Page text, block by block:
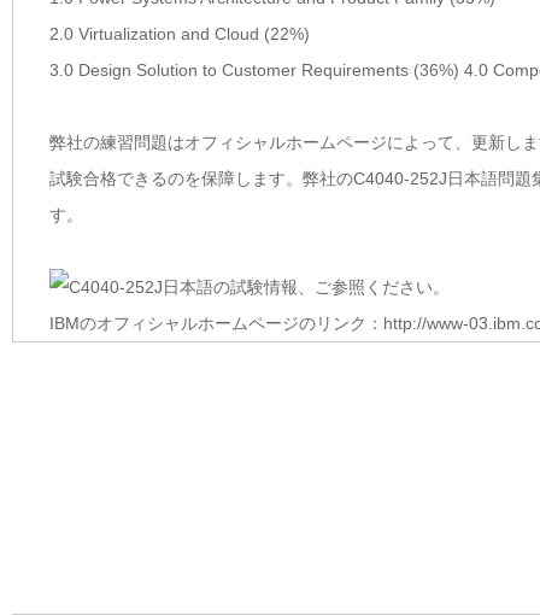
2.0 Virtualization and Cloud (22%)
3.0 Design Solution to Customer Requirements (36%) 4.0
弊社の練習問題はオフィシャルホームページによって、更新し
試験合格できるのを保障します。弊社のC4040-252J日本語問
す。
IBMのオフィシャルホームページのリンク：http://www-